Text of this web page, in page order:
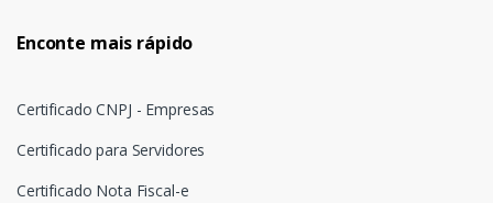
Enconte mais rápido
Certificado CNPJ - Empresas
Certificado para Servidores
Certificado Nota Fiscal-e